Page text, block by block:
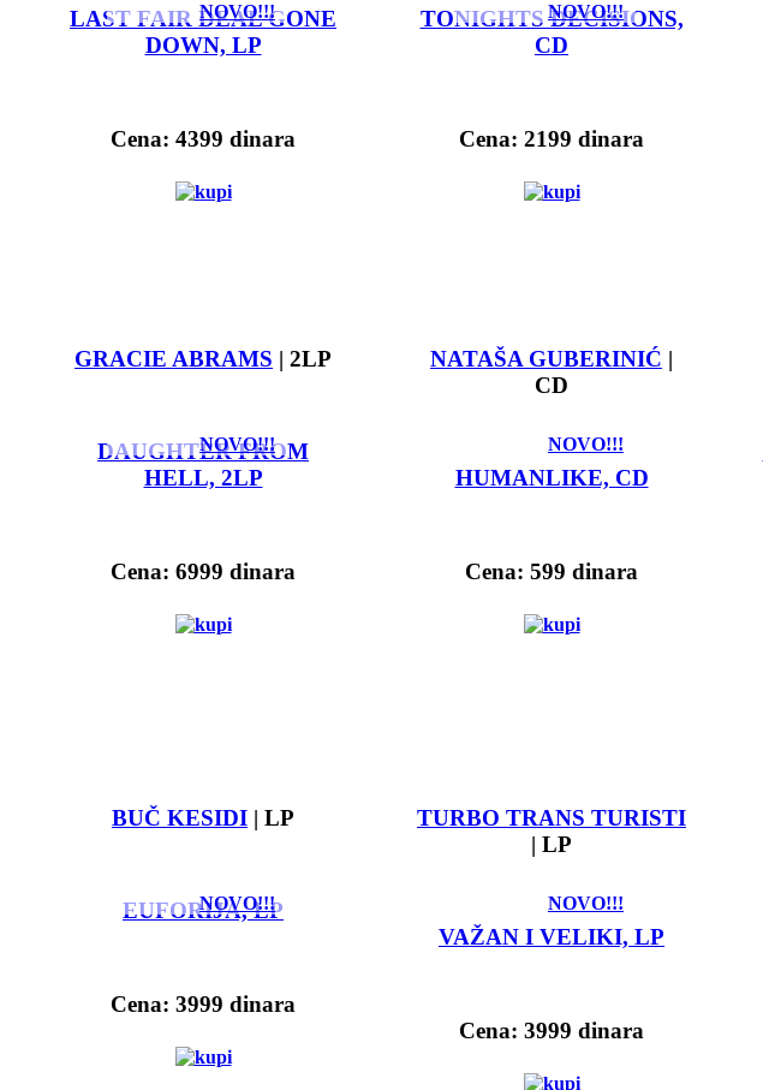
NOVO!!!
LAST FAIR DEAL GONE
DOWN, LP
Cena: 4399 dinara
NOVO!!!
TONIGHTS DECISIONS,
CD
Cena: 2199 dinara
NOVO!!!
GRACIE ABRAMS | 2LP
DAUGHTER FROM
HELL, 2LP
Cena: 6999 dinara
NOVO!!!
NATAŠA GUBERINIĆ |
CD
HUMANLIKE, CD
Cena: 599 dinara
NOVO!!!
BUČ KESIDI | LP
EUFORIJA, LP
Cena: 3999 dinara
NOVO!!!
TURBO TRANS TURISTI
| LP
VAŽAN I VELIKI, LP
Cena: 3999 dinara